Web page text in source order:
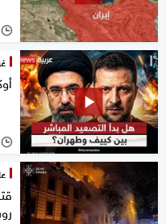
l
l